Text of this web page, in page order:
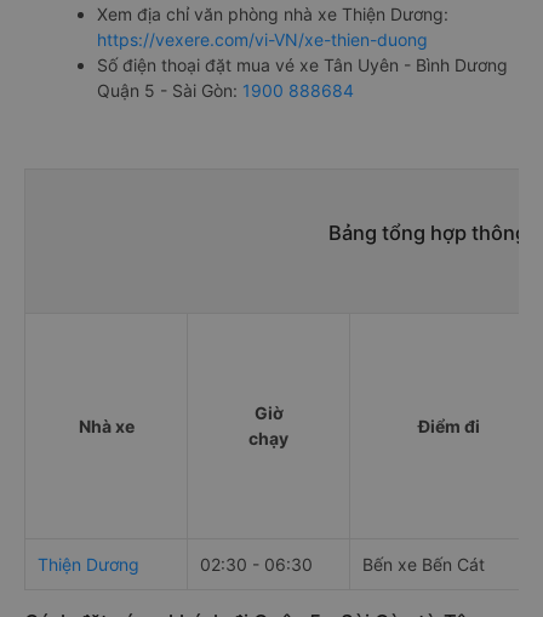
Xem địa chỉ văn phòng nhà xe Thiện Dương:
https://vexere.com/vi-VN/xe-thien-duong
Số điện thoại đặt mua vé xe Tân Uyên - Bình Dương
Quận 5 - Sài Gòn: 1900 888684
Bảng tổng hợp thông
Nhà xe
Giờ
chạy
Điểm đi
Thiện Dương 02:30 - 06:30 Bến xe Bến Cát